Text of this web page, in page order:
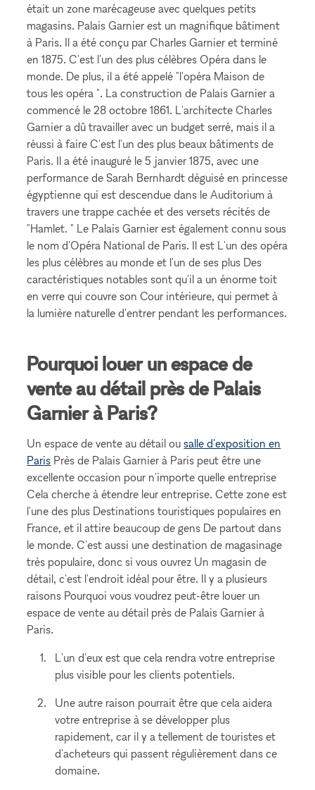
était un zone marécageuse avec quelques petits
magasins. Palais Garnier est un magnifique bâtiment
à Paris. Il a été conçu par Charles Garnier et terminé
en 1875. C'est l'un des plus célèbres Opéra dans le
monde. De plus, il a été appelé "l'opéra Maison de
tous les opéra ". La construction de Palais Garnier a
commencé le 28 octobre 1861. L'architecte Charles
Garnier a dû travailler avec un budget serré, mais il a
réussi à faire C'est l'un des plus beaux bâtiments de
Paris. Il a été inauguré le 5 janvier 1875, avec une
performance de Sarah Bernhardt déguisé en princesse
égyptienne qui est descendue dans le Auditorium à
travers une trappe cachée et des versets récités de
"Hamlet. " Le Palais Garnier est également connu sous
le nom d'Opéra National de Paris. Il est L'un des opéra
les plus célèbres au monde et l'un de ses plus Des
caractéristiques notables sont qu'il a un énorme toit
en verre qui couvre son Cour intérieure, qui permet à
la lumière naturelle d'entrer pendant les performances.
Pourquoi louer un espace de
vente au détail près de Palais
Garnier à Paris?
Un espace de vente au détail ousalle d'exposition en
Paris Près de Palais Garnier à Paris peut être une
excellente occasion pour n'importe quelle entreprise
Cela cherche à étendre leur entreprise. Cette zone est
l'une des plus Destinations touristiques populaires en
France, et il attire beaucoup de gens De partout dans
le monde. C'est aussi une destination de magasinage
très populaire, donc si vous ouvrez Un magasin de
détail, c'est l'endroit idéal pour être. Il y a plusieurs
raisons Pourquoi vous voudrez peut-être louer un
espace de vente au détail près de Palais Garnier à
Paris.
L'un d'eux est que cela rendra votre entreprise
plus visible pour les clients potentiels.
Une autre raison pourrait être que cela aidera
votre entreprise à se développer plus
rapidement, car il y a tellement de touristes et
d'acheteurs qui passent régulièrement dans ce
domaine.